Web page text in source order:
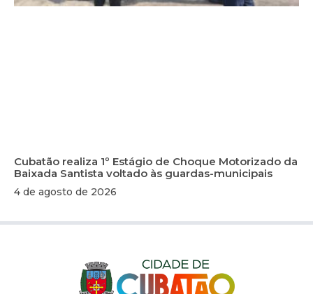
Cubatão realiza 1º Estágio de Choque Motorizado da
Baixada Santista voltado às guardas-municipais
4 de agosto de 2026